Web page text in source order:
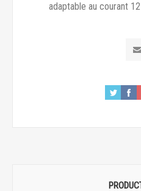
adaptable au courant